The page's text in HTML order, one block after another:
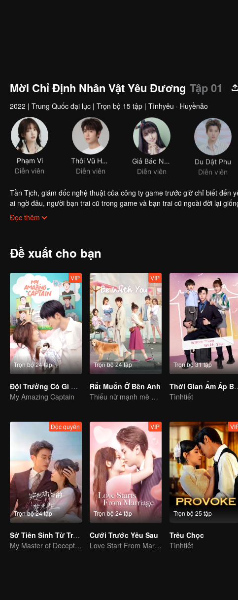
Mời Chỉ Định Nhân Vật Yêu Đương Tập 01
2022 | Trung Quốc đại lục | Trọn bộ 15 tập | Tìnhyêu · Huyềnảo
Phạm Vi
Diễn viên
Thôi Vũ Hâm
Diễn viên
Diễn viên
Du Dật Phu
Diễn viên
Tần Tịch, giám đốc nghệ thuật của công ty game trước giờ chỉ biết đến
ai ngờ đâu, người bạn trai cũ trong game và bạn trai cũ ngoài đời lại
từ bất ngờ này đến bất ngờ khác.
Đọc thêm
Đề xuất cho bạn
Trọn bộ 24 tập
VIP
Đội Trưởng Có Gì Sai Sai
My Amazing Captain
Trọn bộ 24 tập
VIP
Rất Muốn Ở Bên Anh
Thiếu nữ mạnh mẽ điên cuồng tán tỉnh cậu em mặt búng ra sữa kiêu căng.
Trọn bộ 31 tập
Thời
Tìnhtiết
Trọn bộ 24 tập
Độc quyền
Sở Tiên Sinh Từ Trên Trời Rơi Xuống
My Master of Deception Girlfriend
Trọn bộ 24 tập
VIP
Cưới Trước Yêu Sau
Love Start From Marriage
Trọn bộ 25 tập
Trêu Chọc
Tìnhtiết